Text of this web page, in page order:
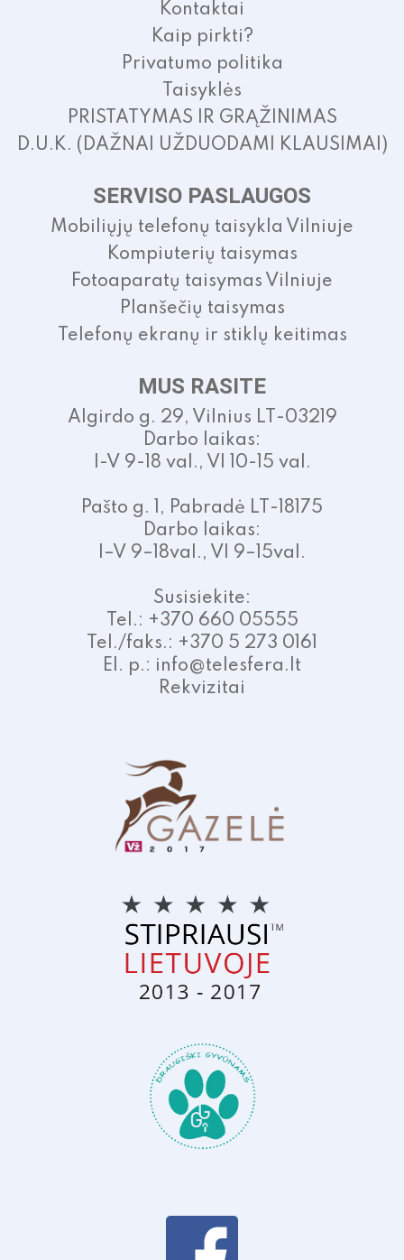
Kontaktai
Kaip pirkti?
Privatumo politika
Taisyklės
PRISTATYMAS IR GRĄŽINIMAS
D.U.K. (DAŽNAI UŽDUODAMI KLAUSIMAI)
SERVISO PASLAUGOS
Mobiliųjų telefonų taisykla Vilniuje
Kompiuterių taisymas
Fotoaparatų taisymas Vilniuje
Planšečių taisymas
Telefonų ekranų ir stiklų keitimas
MUS RASITE
Algirdo g. 29, Vilnius LT-03219
Darbo laikas:
I-V 9-18 val., VI 10-15 val.
Pašto g. 1, Pabradė LT-18175
Darbo laikas:
I–V 9–18val., VI 9–15val.
Susisiekite:
Tel.: +370 660 05555
Tel./faks.: +370 5 273 0161
El. p.: info@telesfera.lt
Rekvizitai